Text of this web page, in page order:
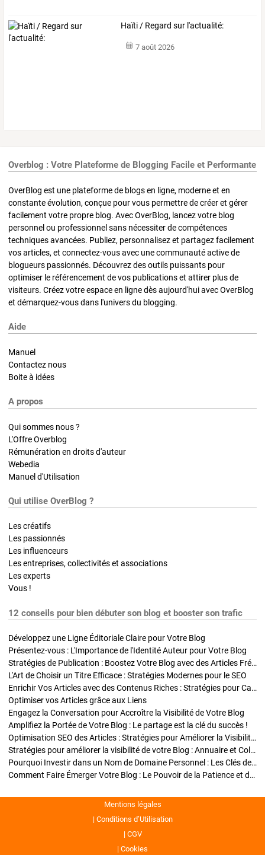
Haïti / Regard sur l'actualité:
7 août 2026
Overblog : Votre Plateforme de Blogging Facile et Performante
OverBlog est une plateforme de blogs en ligne, moderne et en
constante évolution, conçue pour vous permettre de créer et gérer
facilement votre propre blog. Avec OverBlog, lancez votre blog
personnel ou professionnel sans nécessiter de compétences
techniques avancées. Publiez, personnalisez et partagez facilement
vos articles, et connectez-vous avec une communauté active de
blogueurs passionnés. Découvrez des outils puissants pour
optimiser le référencement de vos publications et attirer plus de
visiteurs. Créez votre espace en ligne dès aujourd'hui avec OverBlog
et démarquez-vous dans l'univers du blogging.
Aide
Manuel
Contactez nous
Boite à idées
A propos
Qui sommes nous ?
L'Offre Overblog
Rémunération en droits d'auteur
Webedia
Manuel d'Utilisation
Qui utilise OverBlog ?
Les créatifs
Les passionnés
Les influenceurs
Les entreprises, collectivités et associations
Les experts
Vous !
12 conseils pour bien débuter son blog et booster son trafic
Développez une Ligne Éditoriale Claire pour Votre Blog
Présentez-vous : L'Importance de l'Identité Auteur pour Votre Blog
Stratégies de Publication : Boostez Votre Blog avec des Articles Fréquents et Exclusifs
L'Art de Choisir un Titre Efficace : Stratégies Modernes pour le SEO
Enrichir Vos Articles avec des Contenus Riches : Stratégies pour Captiver et Optimiser
Optimiser vos Articles grâce aux Liens
Engagez la Conversation pour Accroître la Visibilité de Votre Blog
Amplifiez la Portée de Votre Blog : Le partage est la clé du succès !
Optimisation SEO des Articles : Stratégies pour Améliorer la Visibilité de Votre Blog
Stratégies pour améliorer la visibilité de votre Blog : Annuaire et Collaborations
Pourquoi Investir dans un Nom de Domaine Personnel : Les Clés de la Réussite de Votre Blog
Comment Faire Émerger Votre Blog : Le Pouvoir de la Patience et de la Persévérance
Mentions légales
Conditions d’Utilisation
CGV
Cookies